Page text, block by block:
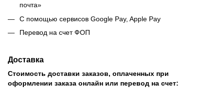
почта»
С помощью сервисов Google Pay, Apple Pay
Перевод на счет ФОП
Доставка
Стоимость доставки заказов, оплаченных при
оформлении заказа онлайн или перевод на счет: